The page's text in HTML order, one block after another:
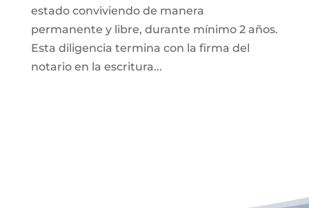
estado conviviendo de manera
permanente y libre, durante mínimo 2 años.
Esta diligencia termina con la firma del
notario en la escritura...